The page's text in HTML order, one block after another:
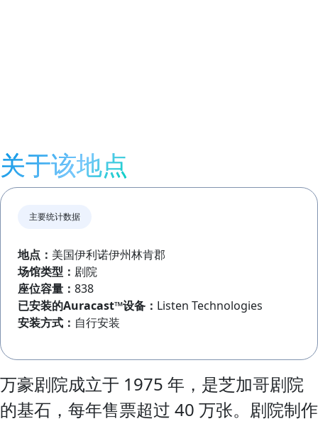
关于该地点
主要统计数据
地点： 美国伊利诺伊州林肯郡
场馆类型： 剧院
座位容量： 838
已安装的Auracast™设备： Listen Technologies
安装方式： 自行安装
万豪剧院成立于 1975 年，是芝加哥剧院
的基石，每年售票超过 40 万张。剧院制作